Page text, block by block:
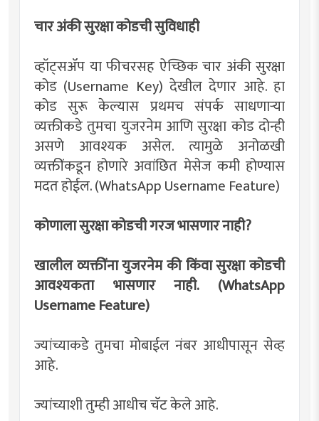
चार अंकी सुरक्षा कोडची सुविधाही
व्हॉट्सॲप या फीचरसह ऐच्छिक चार अंकी सुरक्षा
कोड (Username Key) देखील देणार आहे. हा
कोड सुरू केल्यास प्रथमच संपर्क साधणाऱ्या
व्यक्तीकडे तुमचा युजरनेम आणि सुरक्षा कोड दोन्ही
असणे आवश्यक असेल. त्यामुळे अनोळखी
व्यक्तींकडून होणारे अवांछित मेसेज कमी होण्यास
मदत होईल. (WhatsApp Username Feature)
कोणाला सुरक्षा कोडची गरज भासणार नाही?
खालील व्यक्तींना युजरनेम की किंवा सुरक्षा कोडची
आवश्यकता भासणार नाही. (WhatsApp
Username Feature)
ज्यांच्याकडे तुमचा मोबाईल नंबर आधीपासून सेव्ह
आहे.
ज्यांच्याशी तुम्ही आधीच चॅट केले आहे.